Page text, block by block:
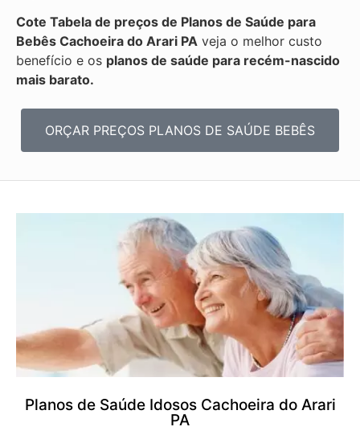
Cote Tabela de preços de Planos de Saúde para
Bebês Cachoeira do Arari PA veja o melhor custo
benefício e os planos de saúde para recém-nascido
mais barato.
ORÇAR PREÇOS PLANOS DE SAÚDE BEBÊS
Planos de Saúde Idosos Cachoeira do Arari
PA